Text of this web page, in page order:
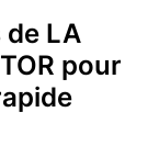
de LA
pour